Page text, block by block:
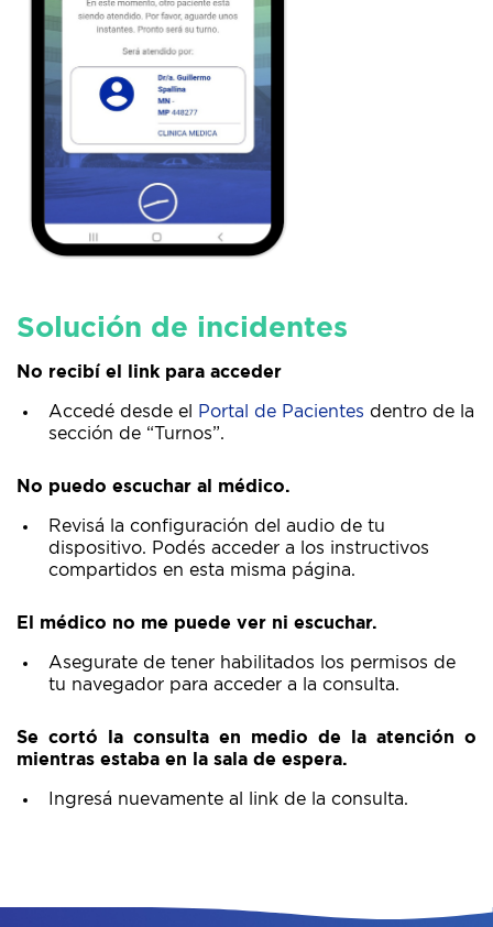
Solución de incidentes
No recibí el link para acceder
Accedé desde el Portal de Pacientes dentro de la
sección de “Turnos”.
No puedo escuchar al médico.
Revisá la configuración del audio de tu
dispositivo. Podés acceder a los instructivos
compartidos en esta misma página.
El médico no me puede ver ni escuchar.
Asegurate de tener habilitados los permisos de
tu navegador para acceder a la consulta.
Se cortó la consulta en medio de la atención o
mientras estaba en la sala de espera.
Ingresá nuevamente al link de la consulta.